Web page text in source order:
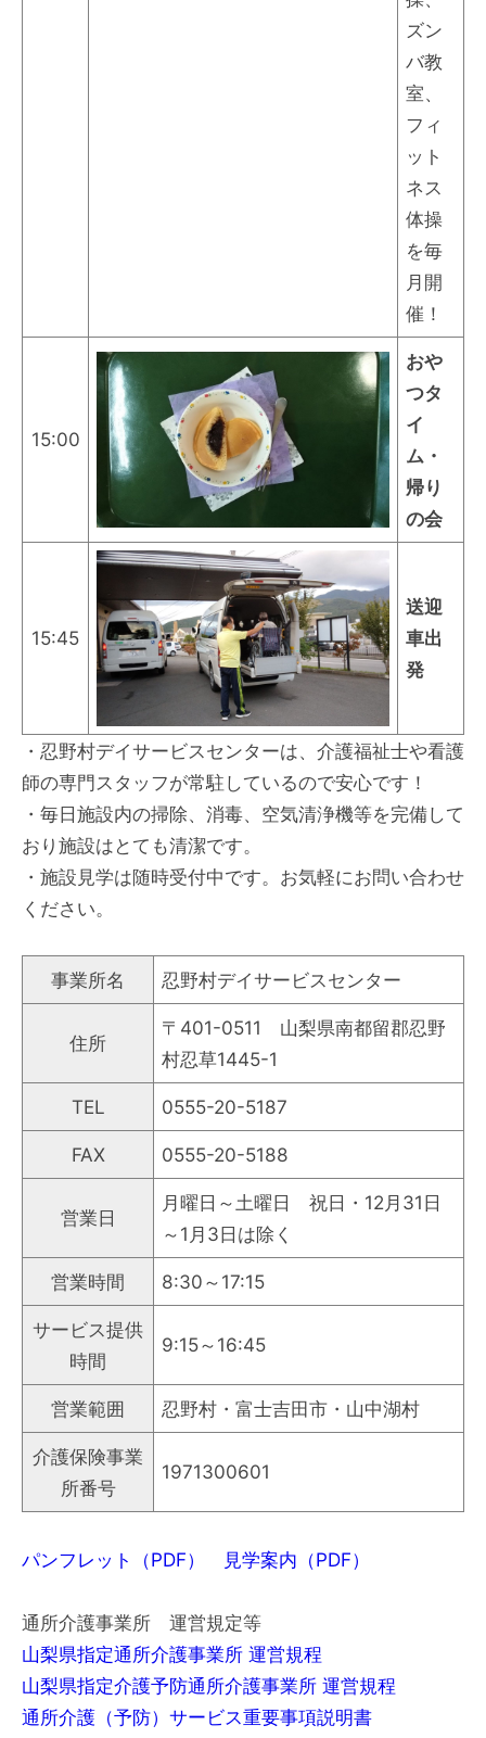
ズン
バ教
室、
フィ
ット
ネス
体操
を毎
月開
催！
15:00
おや
つタ
イ
ム・
帰り
の会
15:45
送迎
車出
発
・忍野村デイサービスセンターは、介護福祉士や看護
師の専門スタッフが常駐しているので安心です！
・毎日施設内の掃除、消毒、空気清浄機等を完備して
おり施設はとても清潔です。
・施設見学は随時受付中です。お気軽にお問い合わせ
ください。
事業所名 忍野村デイサービスセンター
住所
〒401-0511 山梨県南都留郡忍野
村忍草1445-1
TEL 0555-20-5187
FAX 0555-20-5188
営業日
月曜日～土曜日 祝日・12月31日
～1月3日は除く
営業時間 8:30～17:15
サービス提供
時間
9:15～16:45
営業範囲 忍野村・富士吉田市・山中湖村
介護保険事業
所番号
1971300601
パンフレット（PDF） 見学案内（PDF）
通所介護事業所 運営規定等
山梨県指定通所介護事業所 運営規程
山梨県指定介護予防通所介護事業所 運営規程
通所介護（予防）サービス重要事項説明書